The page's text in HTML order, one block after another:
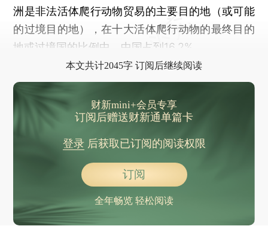
洲是非法活体爬行动物贸易的主要目的地（或可能
的过境目的地），在十大活体爬行动物的最终目的
地或过境国的比例中，中国占到16.2%。
本文共计2045字 订阅后继续阅读
财新mini+会员专享
订阅后赠送财新通单篇卡
登录后获取已订阅的阅读权限
订阅
全年畅览 轻松阅读